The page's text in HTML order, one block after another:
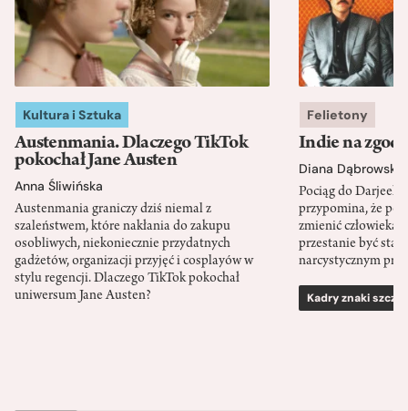
Kultura i Sztuka
Austenmania. Dlaczego TikTok
pokochał Jane Austen
Anna Śliwińska
Austenmania graniczy dziś niemal z
szaleństwem, które nakłania do zakupu
osobliwych, niekoniecznie przydatnych
gadżetów, organizacji przyjęć i cosplayów w
stylu regencji. Dlaczego TikTok pokochał
uniwersum Jane Austen?
Felietony
Indie na
Diana Dąbrowska
Pociąg do
przypomina, że
zmienić człowieka
przestanie być
narcystycznym
Kadry znaki